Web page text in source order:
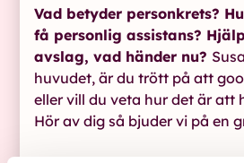
Vad betyder personkrets?
få personlig assistans?
avslag, vad händer nu?
huvudet, är du trött på att
eller vill du veta hur det är att
Hör av dig så bjuder vi på en